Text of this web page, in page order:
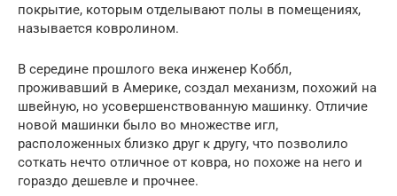
покрытие, которым отделывают полы в помещениях,
называется ковролином.
В середине прошлого века инженер Коббл,
проживавший в Америке, создал механизм, похожий на
швейную, но усовершенствованную машинку. Отличие
новой машинки было во множестве игл,
расположенных близко друг к другу, что позволило
соткать нечто отличное от ковра, но похоже на него и
гораздо дешевле и прочнее.